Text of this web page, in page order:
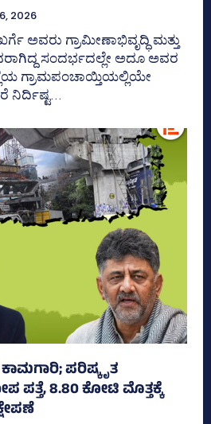
2026
ಅವರು ಗ್ರಾಮೀಣಾಭಿವೃದ್ಧಿ ಮತ್ತು
ಸಂದರ್ಭದಲ್ಲೇ ಅದೂ ಅವರ
ಗ್ರಾಮಪಂಚಾಯ್ತಿಯಲ್ಲಿಯೇ
ನಿರ್ದಿಷ್ಟ...
ಪರಿಷ್ಕೃತ
8.80 ಕೋಟಿ ಮೊತ್ತಕ್ಕೆ